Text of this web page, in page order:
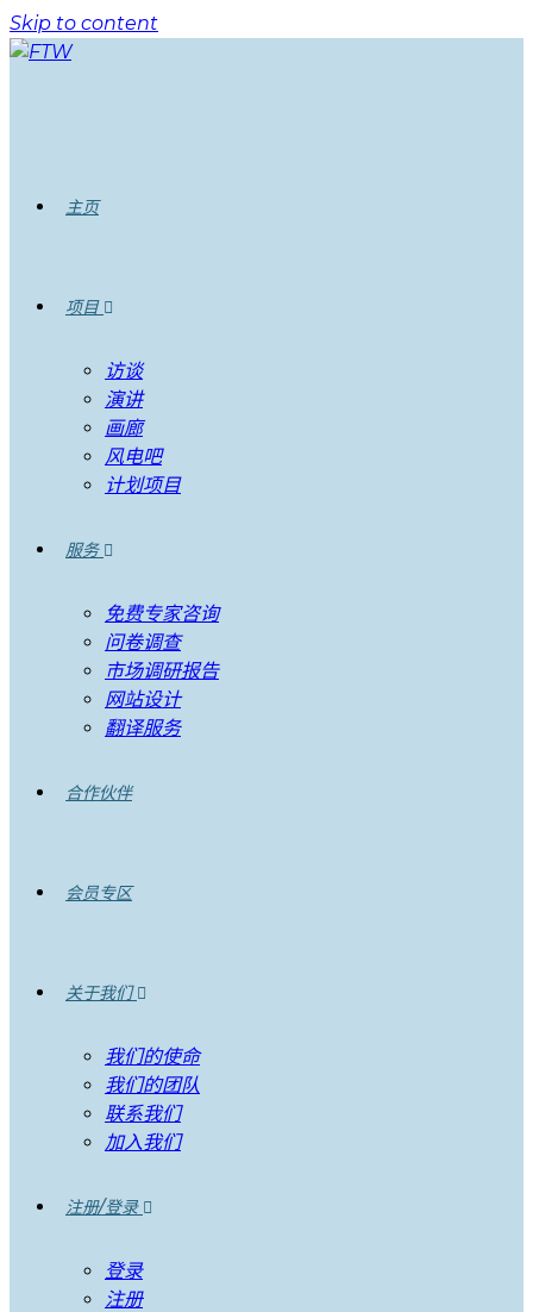
Skip to content
主页
项目
访谈
演讲
画廊
风电吧
计划项目
服务
免费专家咨询
问卷调查
市场调研报告
网站设计
翻译服务
合作伙伴
会员专区
关于我们
我们的使命
我们的团队
联系我们
加入我们
注册/登录
登录
注册